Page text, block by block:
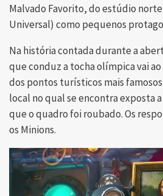
Malvado Favorito, do estúdio
Universal) como pequenos
Na história contada durante a
que conduz a tocha olímpica vai
dos pontos turísticos mais
local no qual se encontra exposta
que o quadro foi roubado. Os
os Minions.